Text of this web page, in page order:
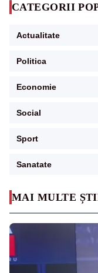
MAI MULTE
CATEGORII
Actualitate
Politica
Economie
Social
Sport
Sanatate